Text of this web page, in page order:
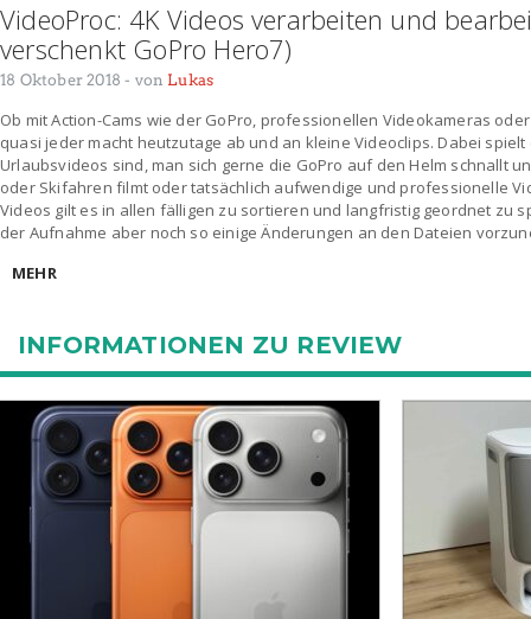
VideoProc: 4K Videos verarbeiten und
verschenkt GoPro Hero7)
18 Oktober 2018 - von Lukas
Ob mit Action-Cams wie der GoPro, professionellen Videokameras
quasi jeder macht heutzutage ab und an kleine Videoclips. Dabei
Urlaubsvideos sind, man sich gerne die GoPro auf den Helm schnallt
oder Skifahren filmt oder tatsächlich aufwendige und professionelle
Videos gilt es in allen fälligen zu sortieren und langfristig geordnet zu
der Aufnahme aber noch so einige Änderungen an den Dateien
MEHR
INFORMATIONEN ZU REVIEW